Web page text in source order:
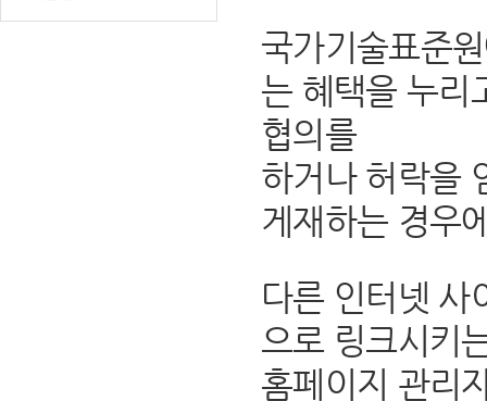
국가기술표준
는 혜택을 누리
협의를
하거나 허락을
게재하는 경우
다른 인터넷 사
으로 링크시키
홈페이지 관리